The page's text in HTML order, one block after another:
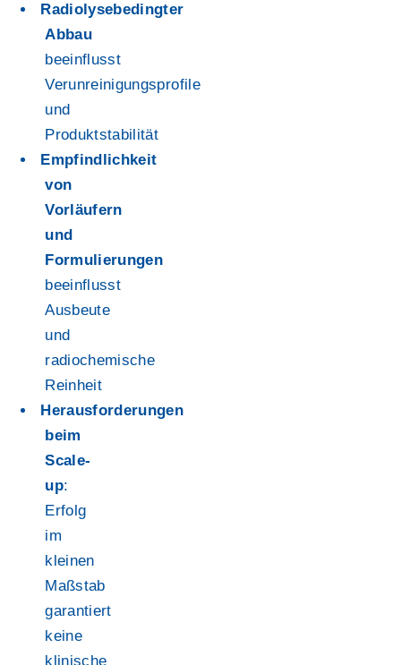
Radiolysebedingter
Abbau
beeinflusst
Verunreinigungsprofile
und
Produktstabilität
Empfindlichkeit
von
Vorläufern
und
Formulierungen
beeinflusst
Ausbeute
und
radiochemische
Reinheit
Herausforderungen
beim
Scale-
up:
Erfolg
im
kleinen
Maßstab
garantiert
keine
klinische